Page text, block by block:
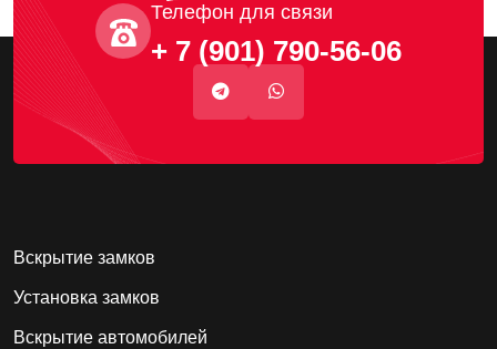
Телефон для связи
+ 7 (901) 790-56-06
Вскрытие замков
Установка замков
Вскрытие автомобилей